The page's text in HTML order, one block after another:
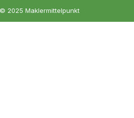
2025 Maklermittelpunkt